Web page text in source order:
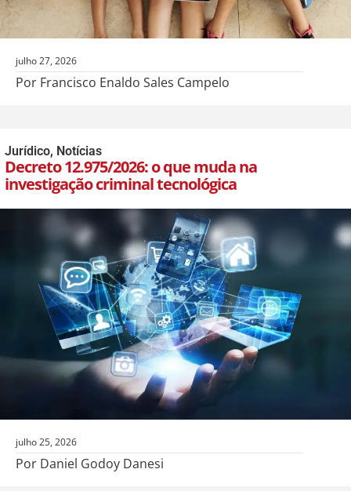
julho 27, 2026
Por Francisco Enaldo Sales Campelo
Jurídico, Notícias
Decreto 12.975/2026: o que muda na
investigação criminal tecnológica
julho 25, 2026
Por Daniel Godoy Danesi